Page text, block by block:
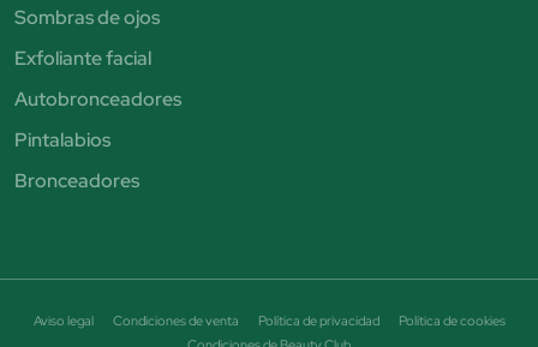
Sombras de ojos
Exfoliante facial
Autobronceadores
Pintalabios
Bronceadores
Aviso legal Condiciones de venta Política de privacidad
Política de cookies